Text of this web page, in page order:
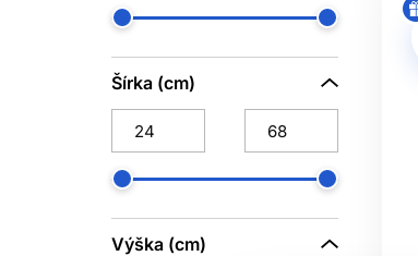
Šírka (cm)
Výška (cm)